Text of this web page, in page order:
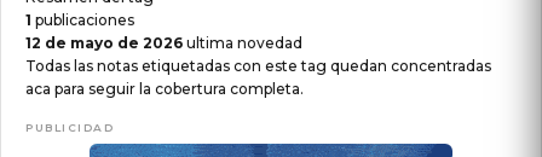
1 publicaciones
12 de mayo de 2026 ultima novedad
Todas las notas etiquetadas con este tag quedan concentradas
aca para seguir la cobertura completa.
PUBLICIDAD